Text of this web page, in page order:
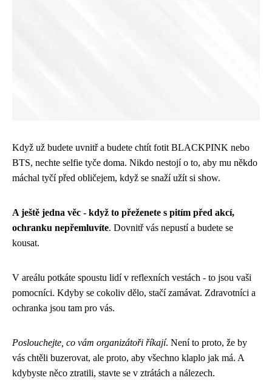
Když už budete uvnitř a budete chtít fotit BLACKPINK nebo
BTS, nechte selfie tyče doma. Nikdo nestojí o to, aby mu někdo
máchal tyčí před obličejem, když se snaží užít si show.
A ještě jedna věc - když to přeženete s pitím před akcí,
ochranku nepřemluvíte. Dovnitř vás nepustí a budete se
kousat.
V areálu potkáte spoustu lidí v reflexních vestách - to jsou vaši
pomocníci. Kdyby se cokoliv dělo, stačí zamávat. Zdravotníci a
ochranka jsou tam pro vás.
Poslouchejte, co vám organizátoři říkají. Není to proto, že by
vás chtěli buzerovat, ale proto, aby všechno klaplo jak má. A
kdybyste něco ztratili, stavte se v ztrátách a nálezech.